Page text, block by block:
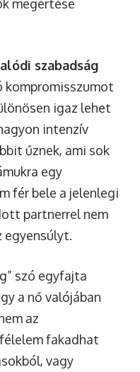
megértése
szabadság
kompromisszumot
igaz lehet
intenzív
űznek, ami sok
egy
fér bele a jelenlegi
partnerrel nem
egyensúlyt.
szó egyfajta
a nő valójában
az
félelem fakadhat
vagy